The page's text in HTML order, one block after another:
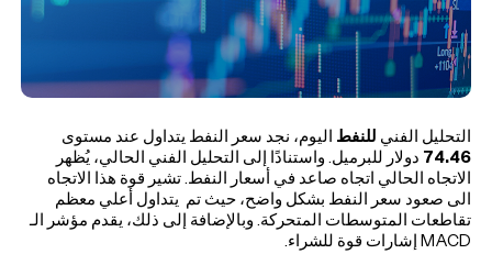
التحليل الفني للنفط اليوم، نجد سعر النفط يتداول عند مستوى
74.46 دولار للبرميل. واستنادًا إلى التحليل الفني الحالي، يُظهر
الاتجاه الحالي اتجاه صاعد في أسعار النفط. تشير قوة هذا الاتجاه
الى صعود سعر النفط بشكل واضح، حيث تم يتداول أعلي معظم
تقاطعات المتوسطات المتحركة. وبالإضافة إلى ذلك، يقدم مؤشر الـ
MACD إشارات قوة للشراء.